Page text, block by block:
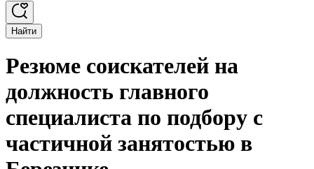
Найти
Резюме соискателей на
должность главного
специалиста по подбору с
частичной занятостью в